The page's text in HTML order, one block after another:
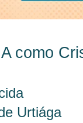
como
Urtiága